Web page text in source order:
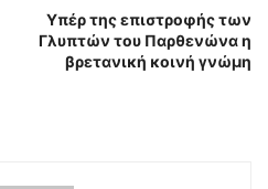
Υπέρ της επιστροφής των
Γλυπτών του Παρθενώνα η
βρετανική κοινή γνώμη